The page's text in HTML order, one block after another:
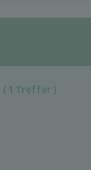
( 1 Treffer )